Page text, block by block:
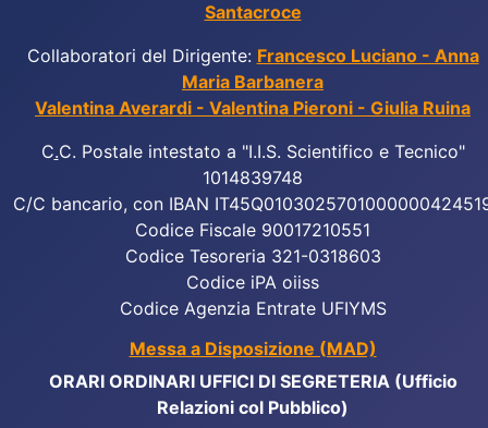
Santacroce
Collaboratori del Dirigente: Francesco Luciano - Anna
Maria Barbanera
Valentina Averardi - Valentina Pieroni - Giulia Ruina
C.C. Postale intestato a "I.I.S. Scientifico e Tecnico"
1014839748
C/C bancario, con IBAN
Codice Fiscale 90017210551
Codice Tesoreria 321-0318603
Codice iPA oiiss
Codice Agenzia Entrate UFIYMS
Messa a Disposizione (MAD)
ORARI ORDINARI UFFICI DI SEGRETERIA (Ufficio
Relazioni col Pubblico)